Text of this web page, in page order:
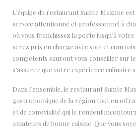
L’équipe du restaurant Sainte Maxime
service attentionné et professionnel à
où vous franchissez la porte jusqu’à
serez pris en charge avec soin et
compétents sauront vous conseiller sur
s’assurer que votre expérience culinaire
Dans l’ensemble, le restaurant Sainte
gastronomique de la région tout en
et de convivialité qui le rendent
amateurs de bonne cuisine. Que vous